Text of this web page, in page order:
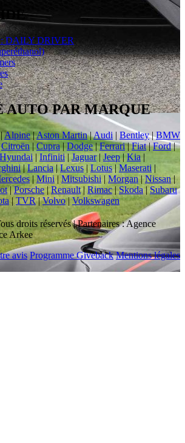
: DAILY DRIVER
PAR MARQUE
Alpine|Aston Martin|Audi | Bentley|BMW
Citroën |Cupra | Dodge|Ferrari|Fiat|Ford|
Hyundai |Infiniti | Jaguar| Jeep|Kia |
|Lancia|Lexus | Lotus| Maserati |
| Mini | Mitsubishi | Morgan|Nissan|
|Porsche | Renault| Rimac|Skoda | Subaru
| TVR|Volvo|Volkswagen
droits réservés | Partenaires : Agence
Arkee
avis Programme Giveback Mentions légales